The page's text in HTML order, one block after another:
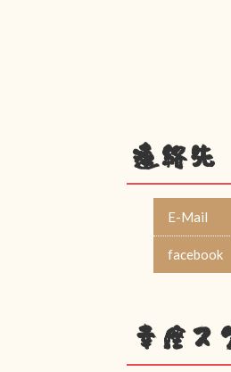
連絡先
E-Mail
facebook
幸座ス